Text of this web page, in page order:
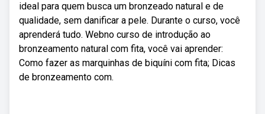
ideal para quem busca um bronzeado natural e de
qualidade, sem danificar a pele. Durante o curso, você
aprenderá tudo. Webno curso de introdução ao
bronzeamento natural com fita, você vai aprender:
Como fazer as marquinhas de biquíni com fita; Dicas
de bronzeamento com.